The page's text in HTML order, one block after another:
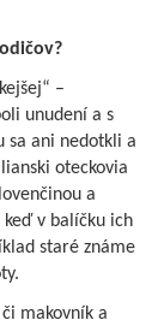
–
unudení a s
sa ani nedotkli a
oteckovia
a
v balíčku ich
staré známe
makovník a